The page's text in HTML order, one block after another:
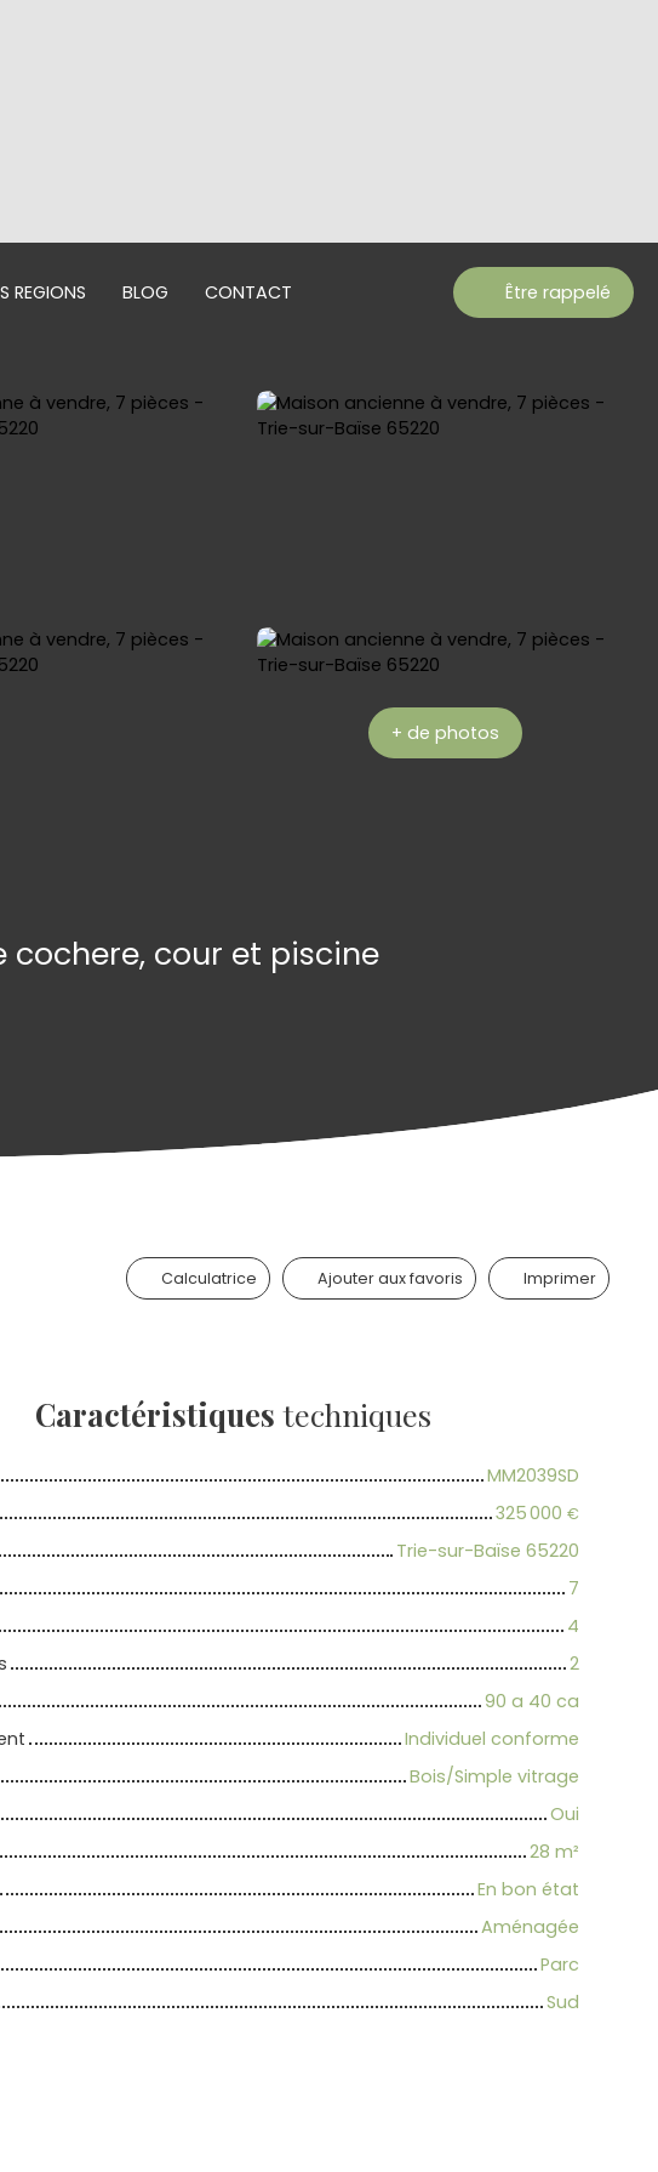
REGIONS BLOG CONTACT Être rappelé
+ de photos
cour et piscine
Calculatrice Ajouter aux favoris Imprimer
Caractéristiques techniques
MM2039SD
325 000 €
Trie-sur-Baïse 65220
7
4
2
90 a 40 ca
Individuel conforme
Bois/Simple vitrage
Oui
28 m²
En bon état
Aménagée
Parc
Sud